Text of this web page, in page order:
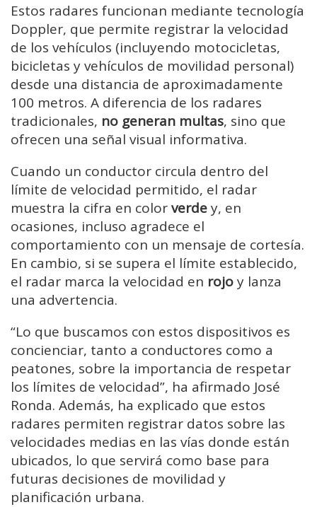
Estos radares funcionan mediante tecnología
Doppler, que permite registrar la velocidad
de los vehículos (incluyendo motocicletas,
bicicletas y vehículos de movilidad personal)
desde una distancia de aproximadamente
100 metros. A diferencia de los radares
tradicionales, no generan multas, sino que
ofrecen una señal visual informativa.
Cuando un conductor circula dentro del
límite de velocidad permitido, el radar
muestra la cifra en colorverdey, en
ocasiones, incluso agradece el
comportamiento con un mensaje de cortesía.
En cambio, si se supera el límite establecido,
el radar marca la velocidad en rojoy lanza
una advertencia.
“Lo que buscamos con estos dispositivos es
concienciar, tanto a conductores como a
peatones, sobre la importancia de respetar
los límites de velocidad”, ha afirmado José
Ronda. Además, ha explicado que estos
radares permiten registrar datos sobre las
velocidades medias en las vías donde están
ubicados, lo que servirá como base para
futuras decisiones de movilidad y
planificación urbana.